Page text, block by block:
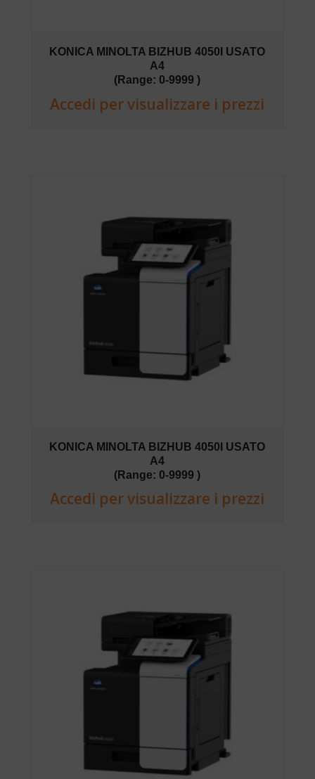
KONICA MINOLTA BIZHUB 4050I USATO
A4
(Range: 0-9999 )
Accedi per visualizzare i prezzi
KONICA MINOLTA BIZHUB 4050I USATO
A4
(Range: 0-9999 )
Accedi per visualizzare i prezzi